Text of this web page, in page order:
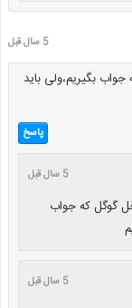
5 سال قبل
بگیریم،ولی باید
پاسخ
5 سال قبل
گوگل که جواب
5 سال قبل